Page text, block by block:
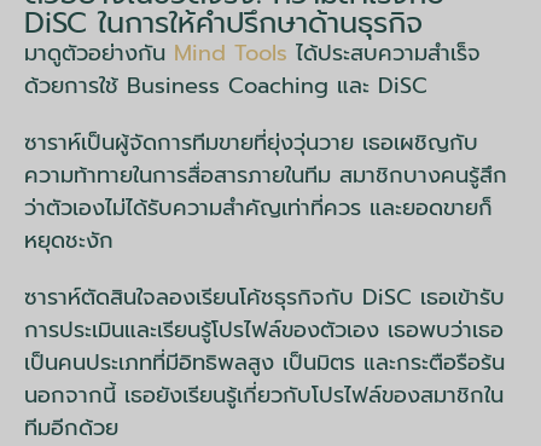
DiSC ในการให้คำปรึกษาด้านธุรกิจ
มาดูตัวอย่างกัน Mind Tools ได้ประสบความสำเร็จ
ด้วยการใช้ Business Coaching และ DiSC
ซาราห์เป็นผู้จัดการทีมขายที่ยุ่งวุ่นวาย เธอเผชิญกับ
ความท้าทายในการสื่อสารภายในทีม สมาชิกบางคนรู้สึก
ว่าตัวเองไม่ได้รับความสำคัญเท่าที่ควร และยอดขายก็
หยุดชะงัก
ซาราห์ตัดสินใจลองเรียนโค้ชธุรกิจกับ DiSC เธอเข้ารับ
การประเมินและเรียนรู้โปรไฟล์ของตัวเอง เธอพบว่าเธอ
เป็นคนประเภทที่มีอิทธิพลสูง เป็นมิตร และกระตือรือร้น
นอกจากนี้ เธอยังเรียนรู้เกี่ยวกับโปรไฟล์ของสมาชิกใน
ทีมอีกด้วย